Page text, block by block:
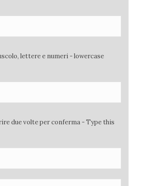
lettere e numeri - lowercase
due volte per conferma - Type this